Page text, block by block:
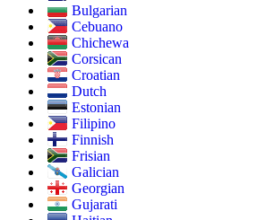
Bulgarian
Cebuano
Chichewa
Corsican
Croatian
Dutch
Estonian
Filipino
Finnish
Frisian
Galician
Georgian
Gujarati